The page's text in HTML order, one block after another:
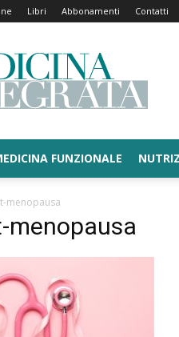
Libri Abbonamenti Contatti
FUNZIONALE
menopausa
menopausa